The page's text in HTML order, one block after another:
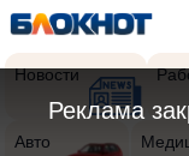
Новости
Авто
Реклама